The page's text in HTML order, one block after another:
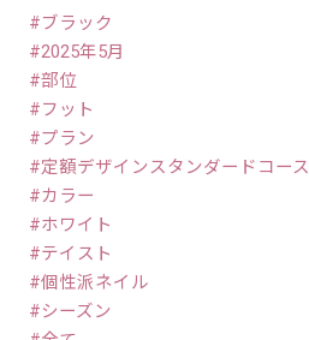
ブラック
2025年5月
部位
フット
プラン
定額デザインスタンダードコース
カラー
ホワイト
テイスト
個性派ネイル
シーズン